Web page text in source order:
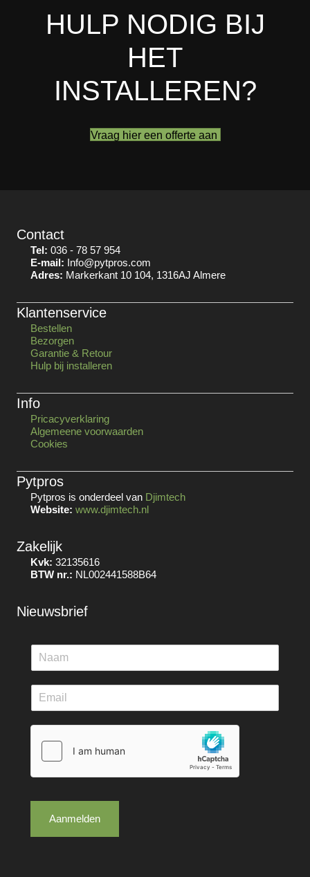
HULP NODIG BIJ
HET
INSTALLEREN?
Vraag hier een offerte aan
Contact
Tel: 036 - 78 57 954
E-mail: Info@pytpros.com
Adres: Markerkant 10 104, 1316AJ Almere
Klantenservice
Bestellen
Bezorgen
Garantie & Retour
Hulp bij installeren
Info
Pricacyverklaring
Algemeene voorwaarden
Cookies
Pytpros
Pytpros is onderdeel van Djimtech
Website: www.djimtech.nl
Zakelijk
Kvk: 32135616
BTW nr.: NL002441588B64
Nieuwsbrief
Aanmelden